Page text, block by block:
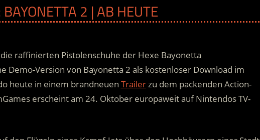
2 | AB HEUTE
raffinierten Pistolenschuhe der Hexe Bayonetta
Demo-Version von Bayonetta 2 als kostenloser Download im
heute in einem brandneuen Trailerzu dem packenden Action-
erscheint am 24. Oktober europaweit auf Nintendos TV-